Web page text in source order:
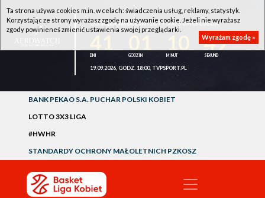
1KS ŚLĘZA WROCŁAW - LOTTO AZS UMCS LUBLIN
48
19.09.2026, GODZ. 18:00, TVPSPORT.PL
BANK PEKAO S.A. PUCHAR POLSKI KOBIET
LOTTO 3X3 LIGA
#HWHR
STANDARDY OCHRONY MAŁOLETNICH PZKOSZ
Ta strona używa cookies m.in. w celach: świadczenia usług, reklamy, statystyk.
Korzystając ze strony wyrażasz zgodę na używanie cookie. Jeżeli nie wyrażasz
zgody powinieneś zmienić ustawienia swojej przeglądarki.
Wyrażam zgodę »